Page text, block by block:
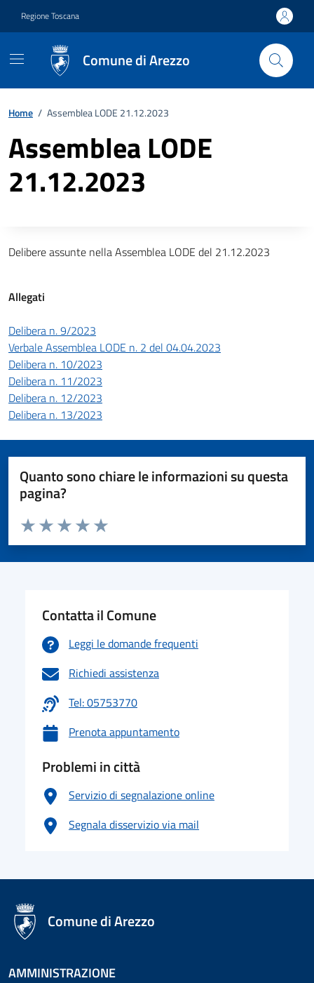
Regione Toscana
Comune di Arezzo
Home / Assemblea LODE 21.12.2023
Assemblea LODE
21.12.2023
Descrizione completa
Delibere assunte nella Assemblea LODE del 21.12.2023
Allegati
Delibera n. 9/2023
Verbale Assemblea LODE n. 2 del 04.04.2023
Delibera n. 10/2023
Delibera n. 11/2023
Delibera n. 12/2023
Delibera n. 13/2023
Quanto sono chiare le informazioni su questa
pagina?
Valuta da 1 a 5 stelle la pagina
Valuta 5 stelle su 5
Valuta 4 stelle su 5
Valuta 3 stelle su 5
Valuta 2 stelle su 5
Valuta 1 stelle su 5
Contatta il Comune
Leggi le domande frequenti
Richiedi assistenza
Tel: 05753770
Prenota appuntamento
Problemi in città
Servizio di segnalazione online
Segnala disservizio via mail
logo Unione Europea
Comune di Arezzo
AMMINISTRAZIONE